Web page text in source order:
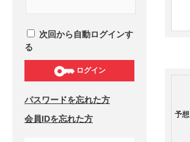
次回から自動ログインす
る
ログイン
パスワードを忘れた方
会員IDを忘れた方
予想